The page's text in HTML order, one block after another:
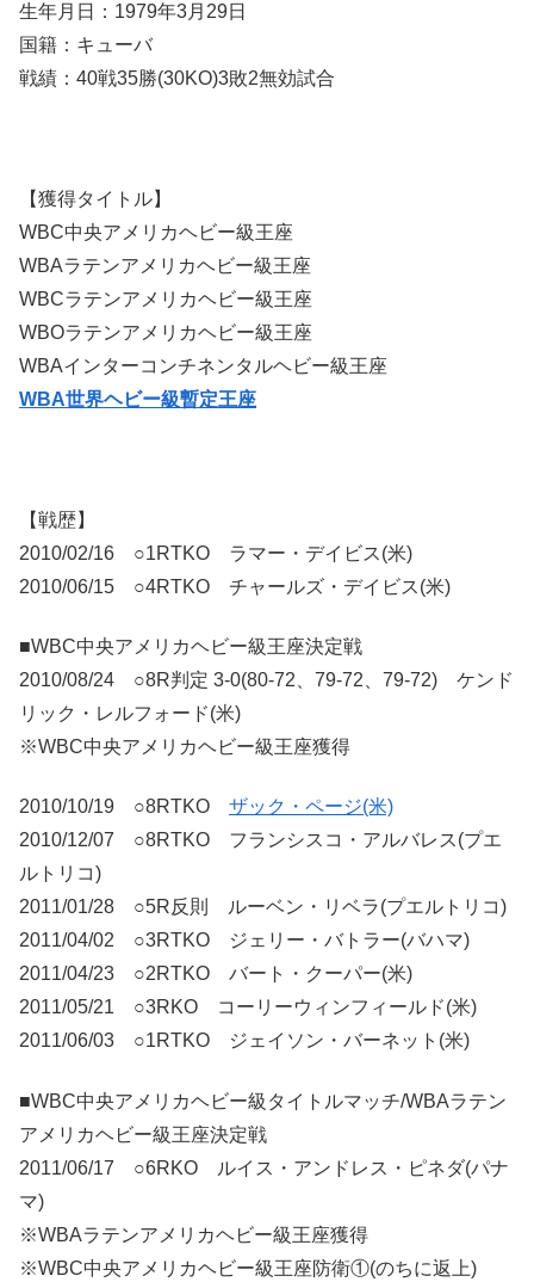
生年月日：1979年3月29日
国籍：キューバ
戦績：40戦35勝(30KO)3敗2無効試合
【獲得タイトル】
WBC中央アメリカヘビー級王座
WBAラテンアメリカヘビー級王座
WBCラテンアメリカヘビー級王座
WBOラテンアメリカヘビー級王座
WBAインターコンチネンタルヘビー級王座
WBA世界ヘビー級暫定王座
【戦歴】
2010/02/16 ○1RTKO ラマー・デイビス(米)
2010/06/15 ○4RTKO チャールズ・デイビス(米)
■WBC中央アメリカヘビー級王座決定戦
2010/08/24 ○8R判定 3-0(80-72、79-72、79-72) ケンド
リック・レルフォード(米)
※WBC中央アメリカヘビー級王座獲得
2010/10/19 ○8RTKO ザック・ページ(米)
2010/12/07 ○8RTKO フランシスコ・アルバレス(プエ
ルトリコ)
2011/01/28 ○5R反則 ルーベン・リベラ(プエルトリコ)
2011/04/02 ○3RTKO ジェリー・バトラー(バハマ)
2011/04/23 ○2RTKO バート・クーパー(米)
2011/05/21 ○3RKO コー​​リーウィンフィールド(米)
2011/06/03 ○1RTKO ジェイソン・バーネット(米)
■WBC中央アメリカヘビー級タイトルマッチ/WBAラテン
アメリカヘビー級王座決定戦
2011/06/17 ○6RKO ルイス・アンドレス・ピネダ(パナ
マ)
※WBAラテンアメリカヘビー級王座獲得
※WBC中央アメリカヘビー級王座防衛①(のちに返上)